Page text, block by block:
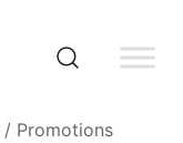
/ Promotions